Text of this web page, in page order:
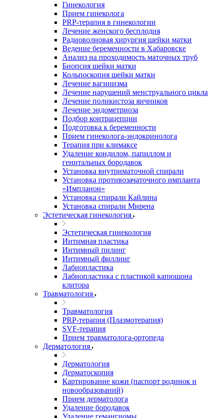
Гинекология
Прием гинеколога
PRP-терапия в гинекологии
Лечение женского бесплодия
Радиоволновая хирургия шейки матки
Ведение беременности в Хабаровске
Анализ на проходимость маточных труб
Биопсия шейки матки
Кольпоскопия шейки матки
Лечение вагинизма
Лечение нарушений менструального цикла
Лечение поликистоза яичников
Лечение эндометриоза
Подбор контрацепции
Подготовка к беременности
Прием гинеколога-эндокринолога
Терапия при климаксе
Удаление кондилом, папиллом и
генитальных бородавок
Установка внутриматочной спирали
Установка противозачаточного импланта
«Импланон»
Установка спирали Кайлина
Установка спирали Мирена
Эстетическая гинекология
Эстетическая гинекология
Интимная пластика
Интимный пилинг
Интимный филлинг
Лабиопластика
Лабиопластика с пластикой капюшона
клитора
Травматология
Травматология
PRP-терапия (Плазмотерапия)
SVF-терапия
Прием травматолога-ортопеда
Дерматология
Дерматология
Дерматоскопия
Картирование кожи (паспорт родинок и
новообразований)
Прием дерматолога
Удаление бородавок
Удаление гемангиомы